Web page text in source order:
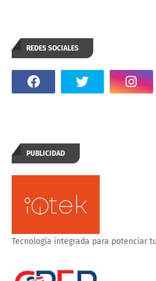
REDES SOCIALES
PUBLICIDAD
Tecnología integrada para potenciar